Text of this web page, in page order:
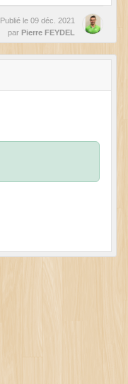
Publié le 09 déc. 2021
par Pierre FEYDEL